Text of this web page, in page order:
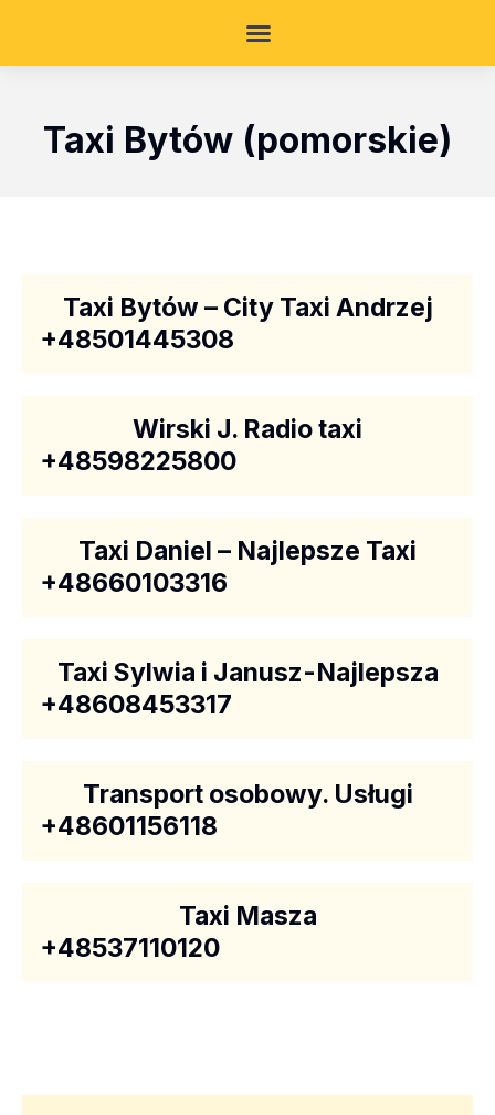
Taxi Bytów (pomorskie)
Taxi Bytów – City Taxi Andrzej
+48501445308
Wirski J. Radio taxi
+48598225800
Taxi Daniel – Najlepsze Taxi
+48660103316
Taxi Sylwia i Janusz-Najlepsza
+48608453317
Transport osobowy. Usługi
+48601156118
Taxi Masza
+48537110120